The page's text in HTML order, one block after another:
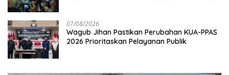
07/08/2026
Wagub Jihan Pastikan Perubahan KUA-PPAS
2026 Prioritaskan Pelayanan Publik